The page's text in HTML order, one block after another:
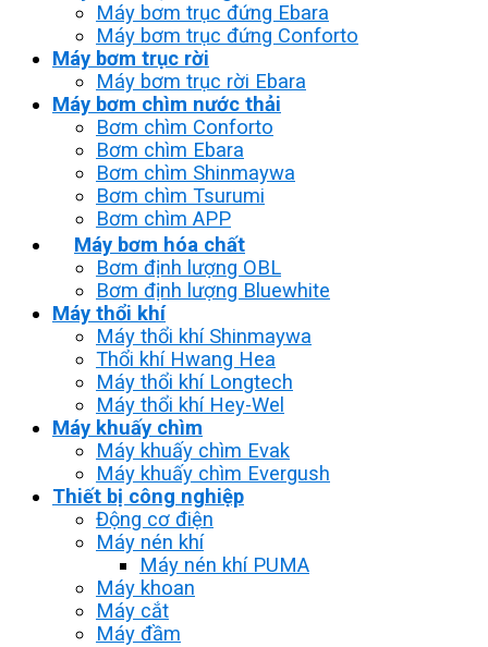
Máy bơm trục đứng Ebara
Máy bơm trục đứng Conforto
Máy bơm trục rời
Máy bơm trục rời Ebara
Máy bơm chìm nước thải
Bơm chìm Conforto
Bơm chìm Ebara
Bơm chìm Shinmaywa
Bơm chìm Tsurumi
Bơm chìm APP
Máy bơm hóa chất
Bơm định lượng OBL
Bơm định lượng Bluewhite
Máy thổi khí
Máy thổi khí Shinmaywa
Thổi khí Hwang Hea
Máy thổi khí Longtech
Máy thổi khí Hey-Wel
Máy khuấy chìm
Máy khuấy chìm Evak
Máy khuấy chìm Evergush
Thiết bị công nghiệp
Động cơ điện
Máy nén khí
Máy nén khí PUMA
Máy khoan
Máy cắt
Máy đầm